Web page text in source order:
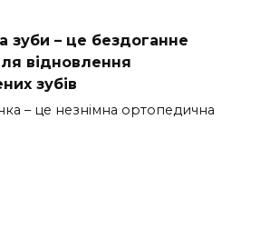
зуби – це бездоганне
відновлення
зубів
– це незнімна ортопедична